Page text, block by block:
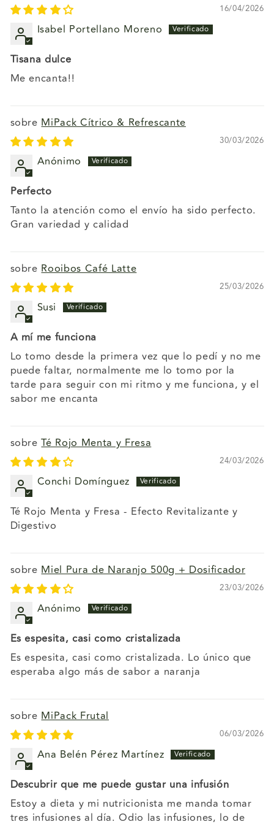
16/04/2026
Isabel Portellano Moreno
Tisana dulce
Me encanta!!
MiPack Cítrico & Refrescante
30/03/2026
Anónimo
Perfecto
Tanto la atención como el envío ha sido perfecto.
Gran variedad y calidad
Rooibos Café Latte
25/03/2026
Susi
A mí me funciona
Lo tomo desde la primera vez que lo pedí y no me
puede faltar, normalmente me lo tomo por la
tarde para seguir con mi ritmo y me funciona, y el
sabor me encanta
Té Rojo Menta y Fresa
24/03/2026
Conchi Domínguez
Té Rojo Menta y Fresa - Efecto Revitalizante y
Digestivo
Miel Pura de Naranjo 500g + Dosificador
23/03/2026
Anónimo
Es espesita, casi como cristalizada
Es espesita, casi como cristalizada. Lo único que
esperaba algo más de sabor a naranja
MiPack Frutal
06/03/2026
Ana Belén Pérez Martínez
Descubrir que me puede gustar una infusión
Estoy a dieta y mi nutricionista me manda tomar
tres infusiones al día. Odio las infusiones, lo de